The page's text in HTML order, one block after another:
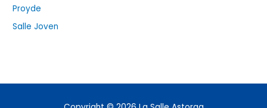
Proyde
Salle Joven